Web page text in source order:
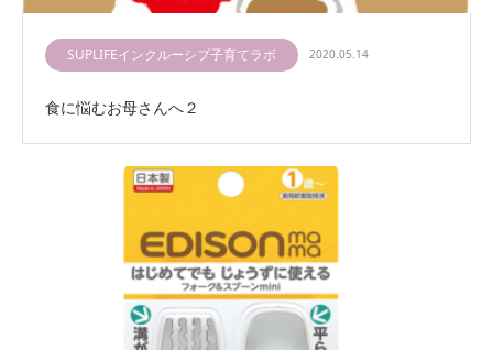
SUPLIFEインクルーシブ子育てラボ 2020.05.14
食に悩むお母さんへ２